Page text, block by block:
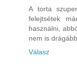
A torta
felejtsétek
használni,
nem is
Válasz